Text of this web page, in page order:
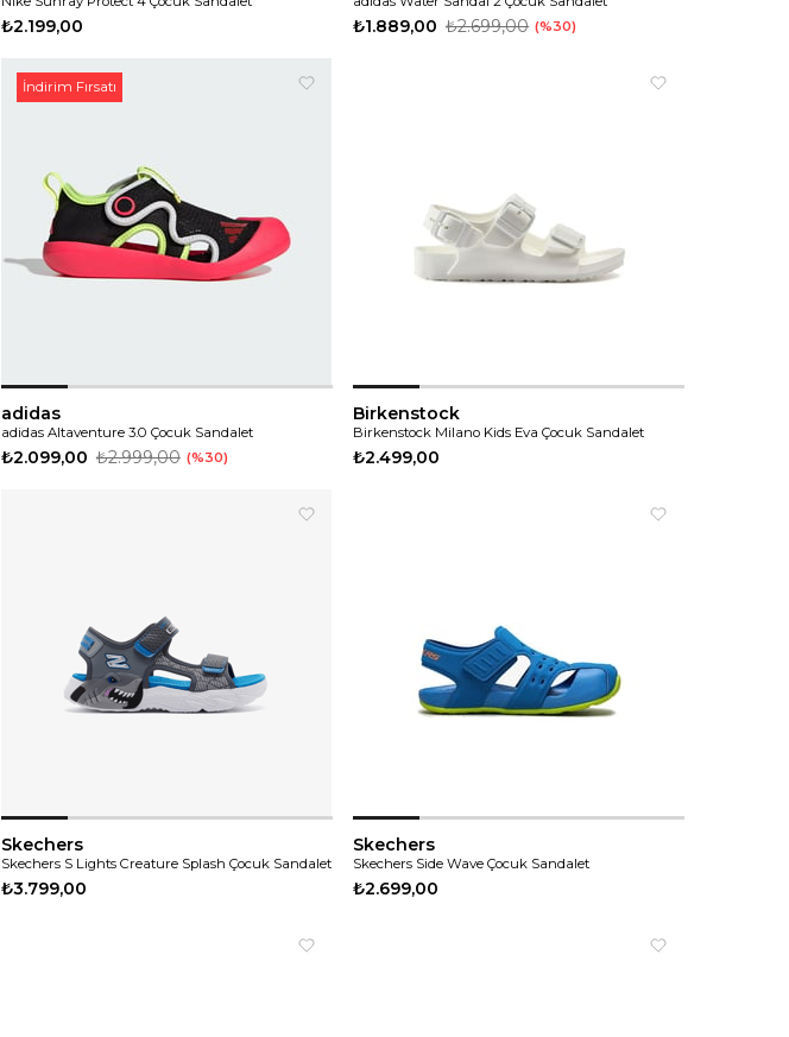
₺2.199,00 ₺1.889,00 ₺2.699,00 %30
adidas
adidas Altaventure 3.0 Çocuk Sandalet
₺2.099,00 ₺2.999,00 %30
İndirim Fırsatı
Birkenstock
Birkenstock Milano Kids Eva Çocuk Sandalet
₺2.499,00
Skechers
Skechers S Lights Creature Splash Çocuk Sandalet
₺3.799,00
Skechers
Skechers Side Wave Çocuk Sandalet
₺2.699,00